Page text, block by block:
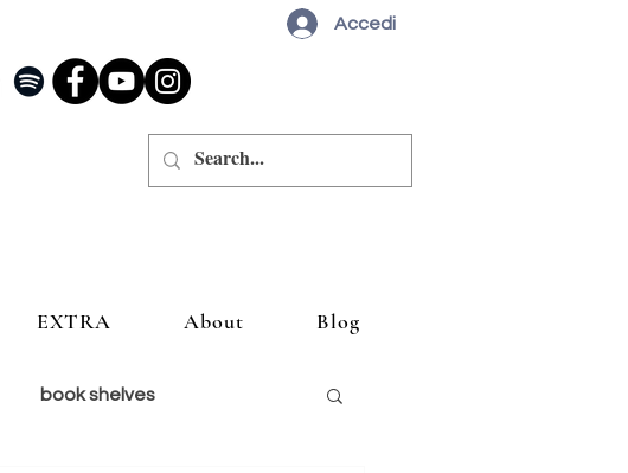
Accedi
EXTRA About Blog
book shelves